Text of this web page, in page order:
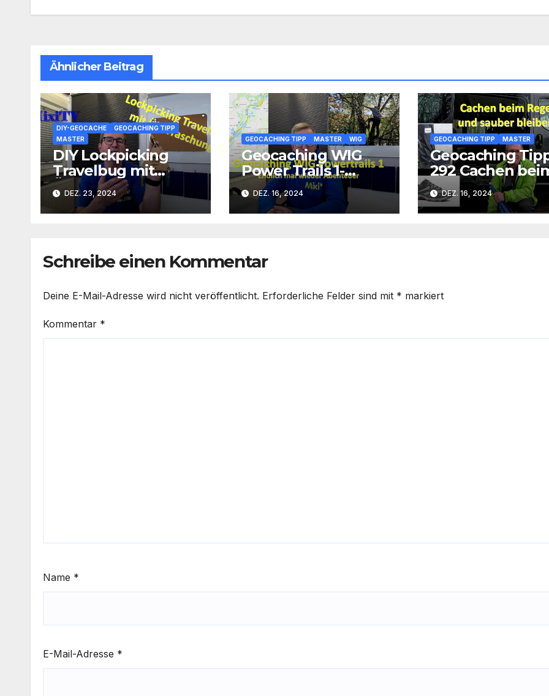
Ähnlicher Beitrag
DIY-GEOCACHE
GEOCACHING TIPP
MASTER
DIY Lockpicking
Travelbug mit
Überaschung
DEZ. 23, 2024
GEOCACHING TIPP MASTER WIG
Geocaching WIG
Power Trails 1-
Abenteuer
DEZ. 16, 2024
GEOCACHING TIPP MASTER
Geocaching
292 Cachen
Regen und
bleiben
DEZ. 16, 2024
Schreibe einen Kommentar
Deine E-Mail-Adresse wird nicht veröffentlicht. Erforderliche Felder sind mit * markiert
Kommentar *
Name *
E-Mail-Adresse *